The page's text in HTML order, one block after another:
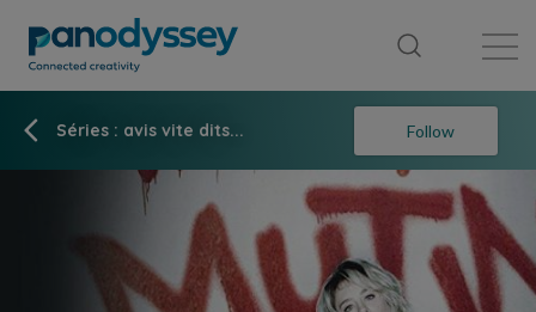
Séries : avis vite dits... Follow